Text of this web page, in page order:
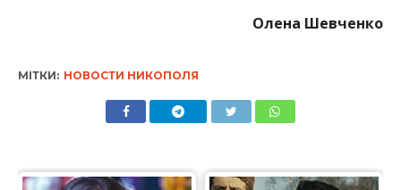
Олена Шевченко
МІТКИ: НОВОСТИ НИКОПОЛЯ